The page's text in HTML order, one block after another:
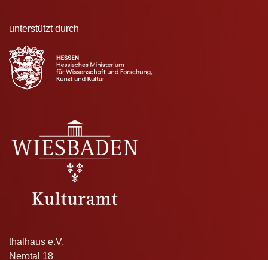
unterstützt durch
thalhaus e.V.
Nerotal 18